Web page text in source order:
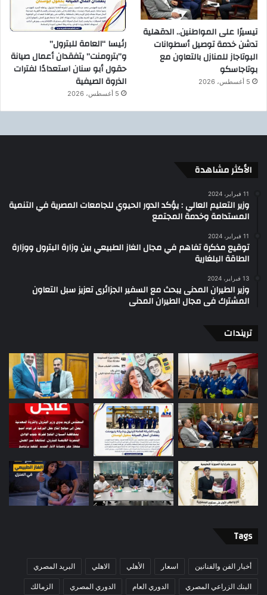
تيسيرًا على المواطنين.. الدقهلية
تدشن خدمة توصيل أسطوانات
البوتاجاز للمنازل بالتعاون مع
بوتاجاسكو
5 أغسطس، 2026
رئيسا “العامة للبترول”
و”بترومنت” يتفقدان أعمال صيانة
حقول أبو سنان استعدادًا لفترات
الذروة الصيفية
5 أغسطس، 2026
الأكثر مشاهدة
11 فبراير، 2024
وزير التعليم العالي : يؤكد الدور الحيوي للجامعات المصرية في التنمية
المستدامة وخدمة المجتمع
11 فبراير، 2024
توقيع مذكرة تفاهم في مجال الغاز الطبيعي بين وزارة البترول ووزارة
الطاقة البلغارية
13 فبراير، 2024
وزير الطيران المدنى يبحث مع السفير الجزائرى تعزيز سبل التعاون
المشترك فى مجال الطيران المدنى
تريندات
Tags
أخبار الفن والفنانين اسعار الأهلي الاهلي البريد المصري
البنك الزراعي المصري الدوري العام الدوري المصري الزمالك